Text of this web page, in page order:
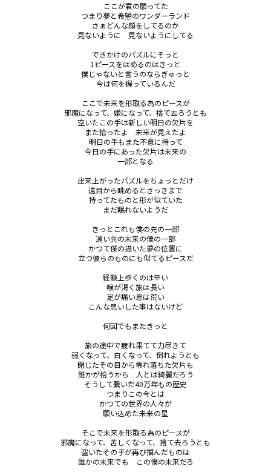
ここが君の願ってた
つまり夢と希望のワンダーランド
さぁどんな顔をしてるのか
見ないように　見ないようにしてる
できかけのパズルにそっと
1ピースをはめるのはきっと
僕じゃないと言うのならぎゅっと
今は何を握っているんだ
ここで未来を形取る為のピースが
邪魔になって、嫌になって、捨て去ろうとも
空いたこの手は新しい明日の欠片を
また拾ったよ　未来が見えたよ
明日の手もまた不意に持って
今日の手にあった欠片は未来の
一部となる
出来上がったパズルをちょっとだけ
遠目から眺めるとさっきまで
持ってたものと形が似ていた
まだ眠れないようだ
きっとこれも僕の先の一部
遠い先の未来の僕の一部
かつて僕の描いた夢の位置に
立つ彼らのものにも似てるピースだ
経験上歩くのは辛い
喉が渇く旅は長い
足が痛い息は荒い
こんな思いした事はないけど
何回でもまたきっと
旅の途中で疲れ果てて力尽きて
弱くなって、白くなって、倒れようとも
閉じたその目から零れ落ちた欠片も
誰かが拾うから　人とは綺麗だろう
そうして繋いだ40万年もの歴史
つまりこの今とは
かつての世界の人々が
願い込めた未来の星
そこで未来を形取る為のピースが
邪魔になって、苦しくなって、捨て去ろうとも
空いたその手が再び掴んだものは
誰かの未来でも　この僕の未来だろ